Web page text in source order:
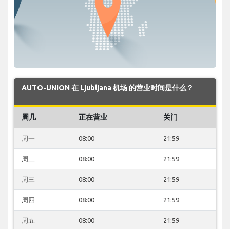
AUTO-UNION 在 Ljubljana 机场 的营业时间是什么？
周几 正在营业 关门
周一 08:00 21:59
周二 08:00 21:59
周三 08:00 21:59
周四 08:00 21:59
周五 08:00 21:59